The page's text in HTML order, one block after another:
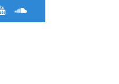
Liên | Chủ Nhật Ngày 8 Tháng 2